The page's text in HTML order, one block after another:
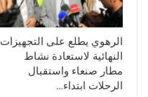
الرهوي يطلع على التجهيزات
النهائية لاستعادة نشاط
مطار صنعاء واستقبال
الرحلات ابتداء…